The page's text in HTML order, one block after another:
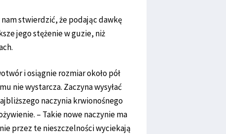
stwierdzić, że podając dawkę
jego stężenie w guzie, niż
i osiągnie rozmiar około pół
nie wystarcza. Zaczyna wysyłać
naczynia krwionośnego
– Takie nowe naczynie ma
przez te nieszczelności wyciekają